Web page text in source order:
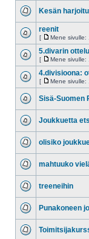
Kesän
reenit
[ Mene sivulle:
5.divarin
[ Mene sivulle:
4.divisioona:
[ Mene sivulle:
Sisä-Suomen
Joukkuetta
olisiko
mahtuuko
treeneihin
Punakoneen